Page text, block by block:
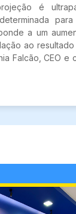
é
a um
ao
Falcão, CEO e